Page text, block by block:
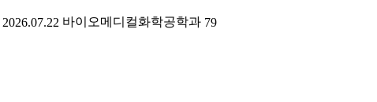
2026.07.22 바이오메디컬화학공학과 79